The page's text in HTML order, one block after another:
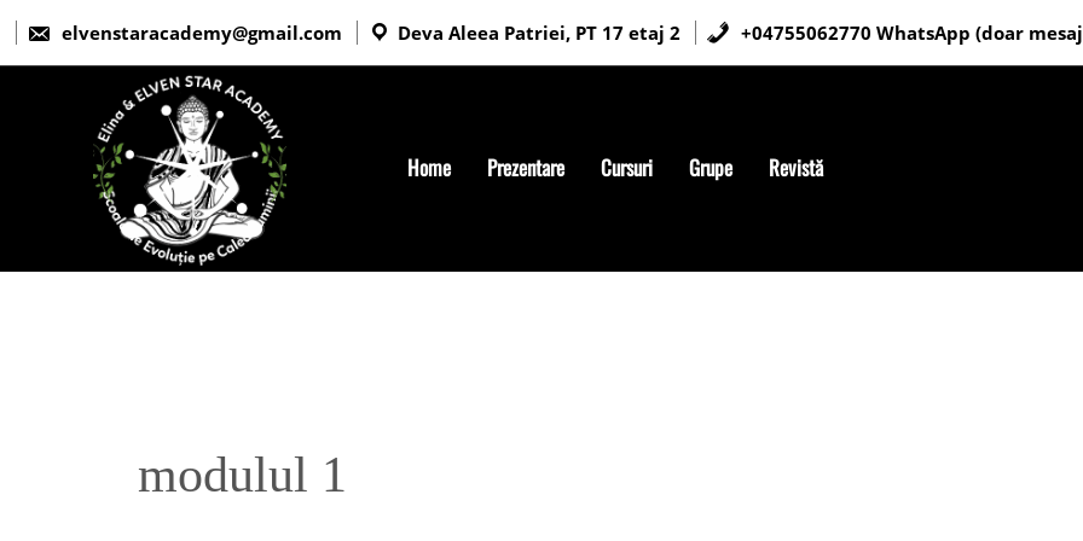
elvenstaracademy@gmail.com Deva Aleea Patriei, PT 17 etaj 2 +04755062770 WhatsApp (doar
Home Prezentare Cursuri Grupe Revistă
modulul 1